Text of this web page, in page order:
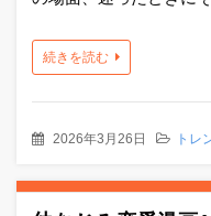
続きを読む
2026年3月26日 トレ